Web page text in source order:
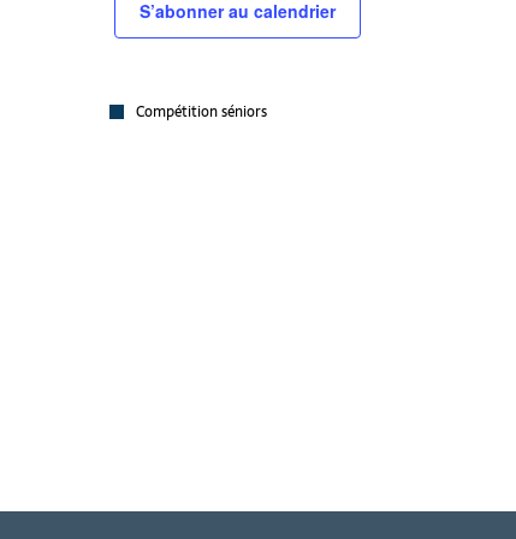
S’abonner au calendrier
Compétition séniors